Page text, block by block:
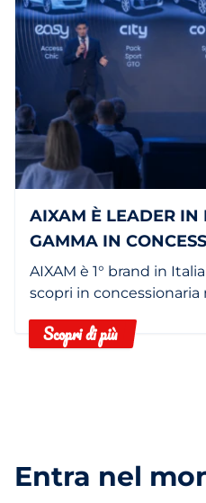
AIXAM È LEADER IN
GAMMA IN
AIXAM è 1° brand in
scopri in
Scopri di più
Entra nel